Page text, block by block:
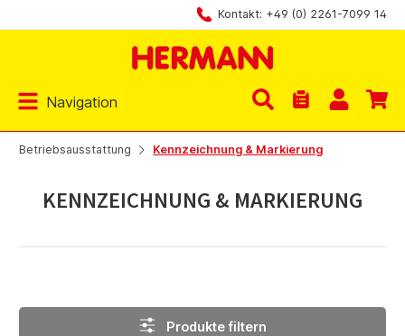
Kontakt: +49 (0) 2261-7099 14
Navigation
Du hast 0
Betriebsausstattung Kennzeichnung & Markierung
KENNZEICHNUNG & MARKIERUNG
Produkte filtern